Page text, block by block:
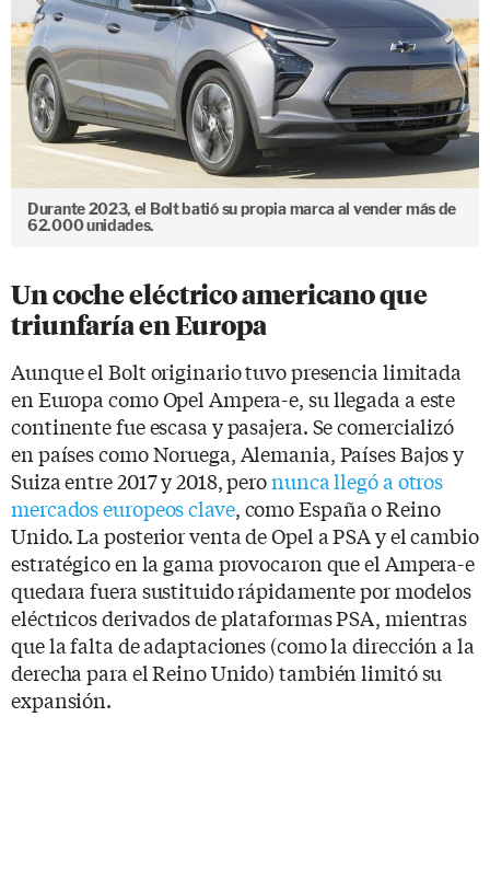
Durante 2023, el Bolt batió su propia marca al vender más de
62.000 unidades.
Un coche eléctrico americano que
triunfaría en Europa
Aunque el Bolt originario tuvo presencia limitada
en Europa como Opel Ampera-e, su llegada a este
continente fue escasa y pasajera. Se comercializó
en países como Noruega, Alemania, Países Bajos y
Suiza entre 2017 y 2018, peronunca llegó a otros
mercados europeos clave, como España o Reino
Unido. La posterior venta de Opel a PSA y el cambio
estratégico en la gama provocaron que el Ampera-e
quedara fuera sustituido rápidamente por modelos
eléctricos derivados de plataformas PSA, mientras
que la falta de adaptaciones (como la dirección a la
derecha para el Reino Unido) también limitó su
expansión.